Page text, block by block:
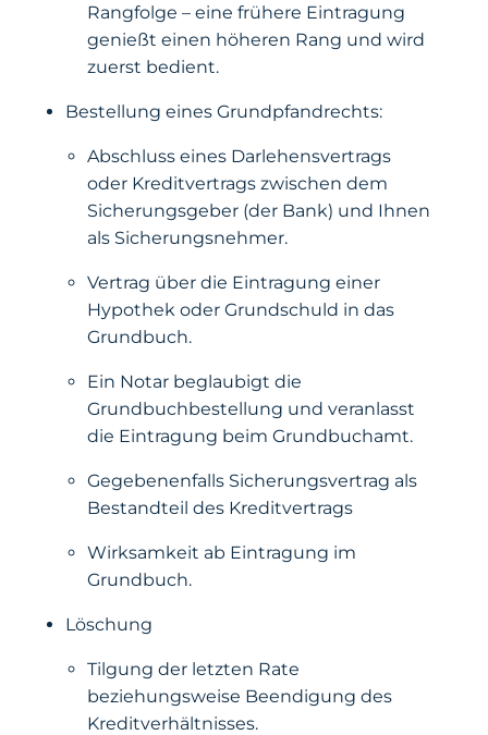
Rangfolge – eine frühere Eintragung
genießt einen höheren Rang und wird
zuerst bedient.
Bestellung eines Grundpfandrechts:
Abschluss eines Darlehensvertrags
oder Kreditvertrags zwischen dem
Sicherungsgeber (der Bank) und Ihnen
als Sicherungsnehmer.
Vertrag über die Eintragung einer
Hypothek oder Grundschuld in das
Grundbuch.
Ein Notar beglaubigt die
Grundbuchbestellung und veranlasst
die Eintragung beim Grundbuchamt.
Gegebenenfalls Sicherungsvertrag als
Bestandteil des Kreditvertrags
Wirksamkeit ab Eintragung im
Grundbuch.
Löschung
Tilgung der letzten Rate
beziehungsweise Beendigung des
Kreditverhältnisses.